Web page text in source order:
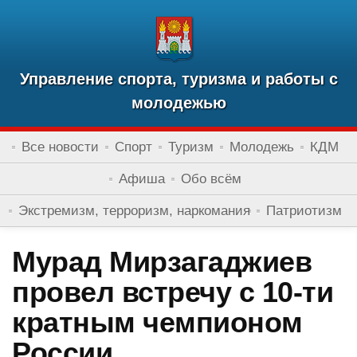
Управление спорта, туризма и работы с
молодежью
Все новости Спорт Туризм Молодежь КДМ
Афиша Обо всём
Экстремизм, терроризм, наркомания Патриотизм
Мурад Мирзагаджиев
провел встречу с 10-ти
кратным чемпионом